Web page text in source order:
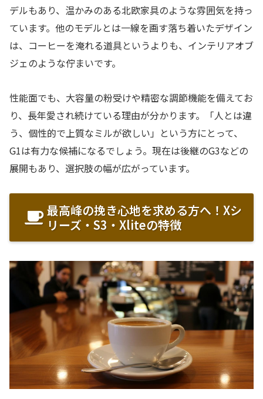
デルもあり、温かみのある北欧家具のような雰囲気を持っ
ています。他のモデルとは一線を画す落ち着いたデザイン
は、コーヒーを淹れる道具というよりも、インテリアオブ
ジェのような佇まいです。
性能面でも、大容量の粉受けや精密な調節機能を備えてお
り、長年愛され続けている理由が分かります。「人とは違
う、個性的で上質なミルが欲しい」という方にとって、
G1は有力な候補になるでしょう。現在は後継のG3などの
展開もあり、選択肢の幅が広がっています。
最高峰の挽き心地を求める方へ！Xシ
リーズ・S3・Xliteの特徴